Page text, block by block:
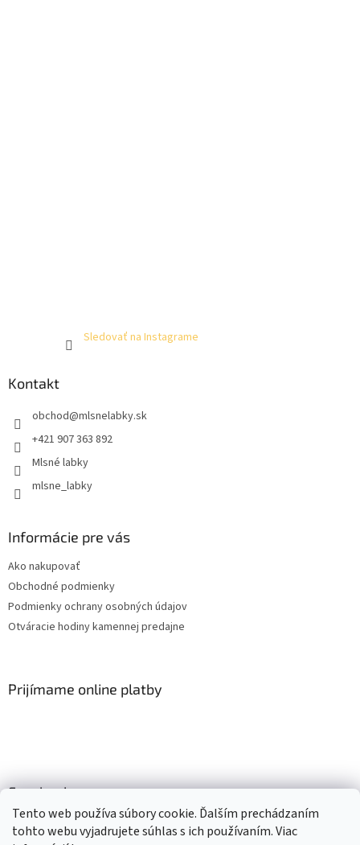
Tento web používa súbory cookie. Ďalším prechádzaním
tohto webu vyjadrujete súhlas s ich používaním. Viac
Sledovať na Instagrame
Kontakt
obchod@mlsnelabky.sk
+421 907 363 892
Mlsné labky
mlsne_labky
Informácie pre vás
Ako nakupovať
Obchodné podmienky
Podmienky ochrany osobných údajov
Otváracie hodiny kamennej predajne
Prijímame online platby
Facebook